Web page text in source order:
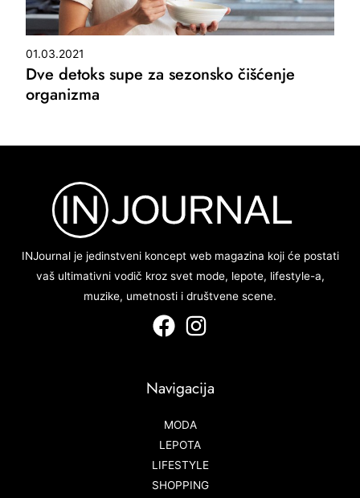
01.03.2021
Dve detoks supe za sezonsko čišćenje
organizma
INJournal je jedinstveni koncept web magazina koji će postati
vaš ultimativni vodič kroz svet mode, lepote, lifestyle-a,
muzike, umetnosti i društvene scene.
Navigacija
MODA
LEPOTA
LIFESTYLE
SHOPPING